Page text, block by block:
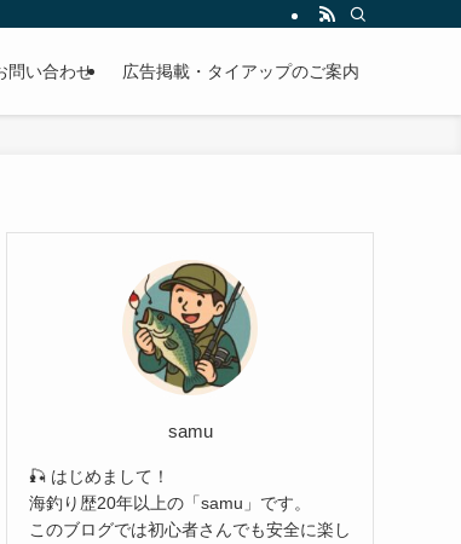
。
問い合わせ 広告掲載・タイアップのご案内
samu
🎣 はじめまして！
海釣り歴20年以上の「samu」です。
このブログでは初心者さんでも安全に楽し